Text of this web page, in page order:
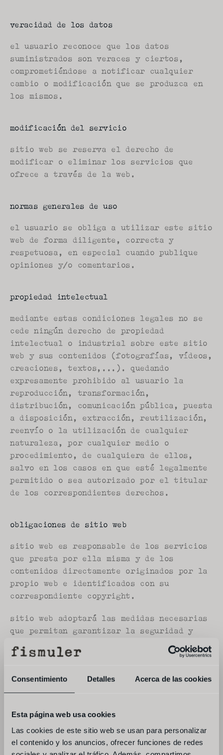
Consentimiento Detalles Acerca de las cookies
Esta página web usa cookies
Las cookies de este sitio web se usan para personalizar
el contenido y los anuncios, ofrecer funciones de redes
veracidad de los datos
el usuario reconoce que los datos
suministrados son veraces y ciertos,
comprometiéndose a notificar cualquier
cambio o modificación que se produzca en
los mismos.
modificación del servicio
sitio web se reserva el derecho de
modificar o eliminar los servicios que
ofrece a través de la web.
normas generales de uso
el usuario se obliga a utilizar este sitio
web de forma diligente, correcta y
respetuosa, en especial cuando publique
opiniones y/o comentarios.
propiedad intelectual
mediante estas condiciones legales no se
cede ningún derecho de propiedad
intelectual o industrial sobre este sitio
web y sus contenidos (fotografías, vídeos,
creaciones, textos,...). quedando
expresamente prohibido al usuario la
reproducción, transformación,
distribución, comunicación pública, puesta
a disposición, extracción, reutilización,
reenvío o la utilización de cualquier
naturaleza, por cualquier medio o
procedimiento, de cualquiera de ellos,
salvo en los casos en que esté legalmente
permitido o sea autorizado por el titular
de los correspondientes derechos.
obligaciones de sitio web
sitio web es responsable de los servicios
que presta por ella misma y de los
contenidos directamente originados por la
propio web e identificados con su
correspondiente copyright.
sitio web adoptará las medidas necesarias
que permitan garantizar la seguridad y
privacidad en la comunicaciones.
suspender temporalmente la prestación del
servicio sin previo aviso al usuario,
efectuar operaciones de mantenimiento,
actualización o mejora del servicio.
sitio web no puede asegurar la